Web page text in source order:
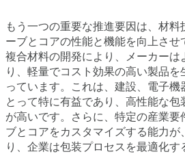
もう一つの重要な推進要因は、材
ーブとコアの性能と機能を向上さ
複合材料の開発により、メーカーは
り、軽量でコスト効果の高い製品
っています。これは、建設、電子
とって特に有益であり、高性能な
が高いです。さらに、特定の産業要
ブとコアをカスタマイズする能力が
り、企業は包装プロセスを最適化